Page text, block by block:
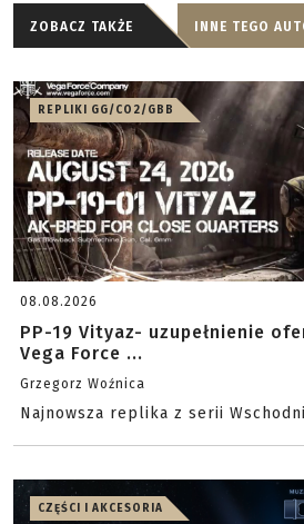
ZOBACZ TAKŻE INNE TEGO
REPLIKI GG/CO2/GBB
08.08.2026
PP-19 Vityaz- uzupełnienie
Vega Force ...
Grzegorz Woźnica
Najnowsza replika z serii
CZĘŚCI I AKCESORIA